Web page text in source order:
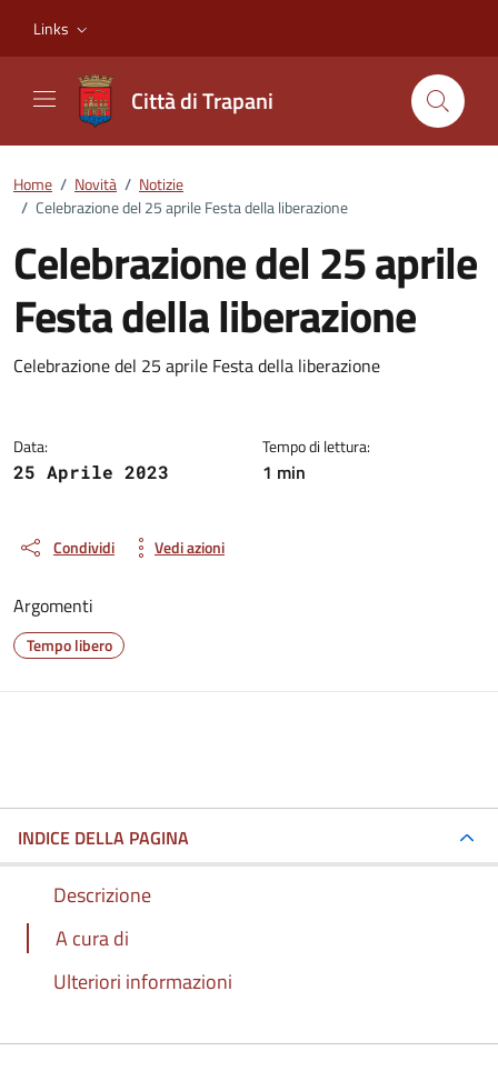
Links
Città di Trapani
Home / Novità / Notizie
/ Celebrazione del 25 aprile Festa della liberazione
Celebrazione del 25 aprile
Festa della liberazione
Dettagli della notizia
Celebrazione del 25 aprile Festa della liberazione
Data:
25 Aprile 2023
Tempo di lettura:
1 min
Condividi Vedi azioni
Argomenti
Tempo libero
INDICE DELLA PAGINA
Descrizione
A cura di
Ulteriori informazioni